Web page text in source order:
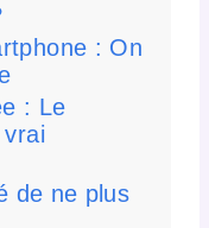
: On
: Le
de ne plus